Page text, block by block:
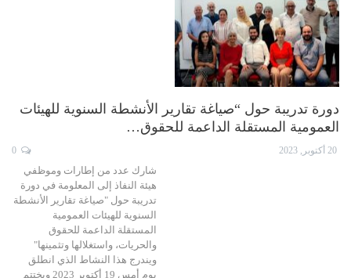
دورة تدريبة حول “صياغة تقارير الأنشطة السنوية للهيئات
العمومية المستقلة الداعمة للحقوق…
20 أكتوبر, 2023
شارك عدد من إطارات وموظفي
هيئة النفاذ إلى المعلومة في دورة
تدريبة حول "صياغة تقارير الأنشطة
السنوية للهيئات العمومية
المستقلة الداعمة للحقوق
والحريات، واستغلالها وتثمينها"
ويندرج هذا النشاط الذي انطلق
يوم أمس 19 أكتوبر 2023 ويختتم